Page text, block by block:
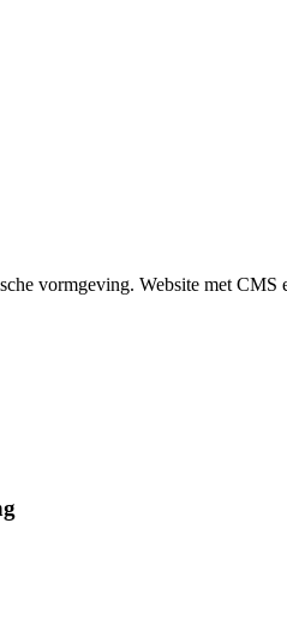
vormgeving. Website met CMS